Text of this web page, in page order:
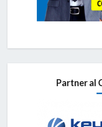
Partner al